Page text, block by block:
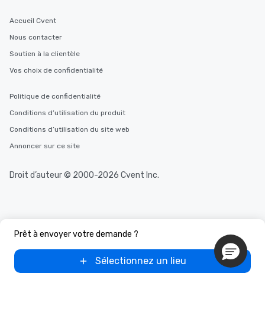
Prêt à envoyer votre demande ?
Sélectionnez un lieu
Accueil Cvent
Nous contacter
Soutien à la clientèle
Vos choix de confidentialité
Politique de confidentialité
Conditions d’utilisation du produit
Conditions d’utilisation du site web
Annoncer sur ce site
Droit d’auteur © 2000-2026 Cvent Inc.